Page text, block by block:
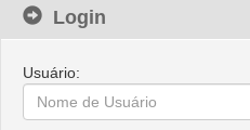
Login
Usuário: